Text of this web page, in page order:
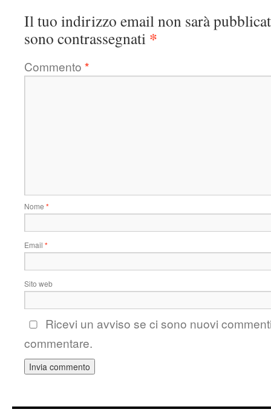
Il tuo indirizzo email non sarà
sono contrassegnati *
Commento *
Nome *
Email *
Sito web
Ricevi un avviso se ci sono nuovi
commentare.